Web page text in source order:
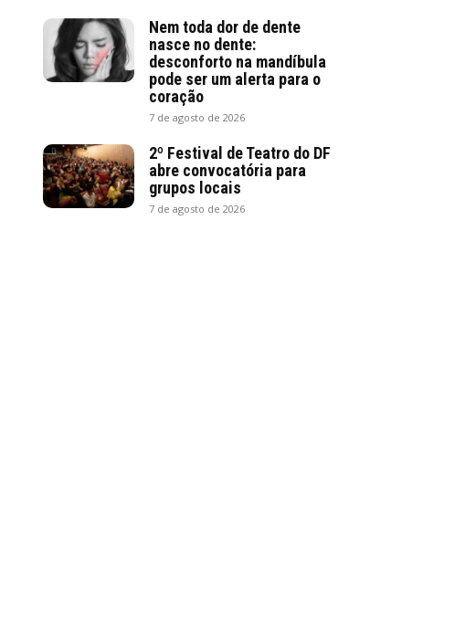
Nem toda dor de dente
nasce no dente:
desconforto na mandíbula
pode ser um alerta para o
coração
7 de agosto de 2026
2º Festival de Teatro do DF
abre convocatória para
grupos locais
7 de agosto de 2026